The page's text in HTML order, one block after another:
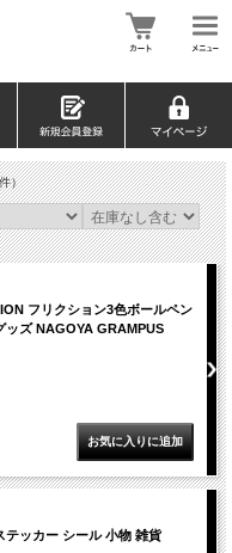
）
フリクション3色ボールペン
ッズ NAGOYA GRAMPUS
ッカー シール 小物 雑貨